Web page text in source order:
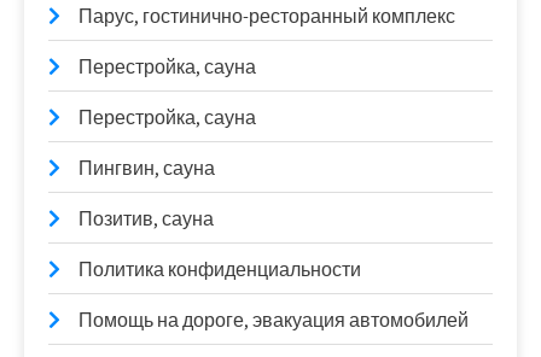
Парус, гостинично-ресторанный комплекс
Перестройка, сауна
Перестройка, сауна
Пингвин, сауна
Позитив, сауна
Политика конфиденциальности
Помощь на дороге, эвакуация автомобилей